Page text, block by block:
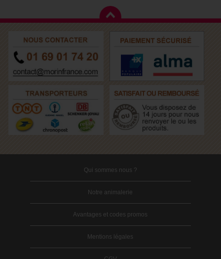
Qui sommes nous ?
Notre animalerie
Avantages et codes promos
Mentions légales